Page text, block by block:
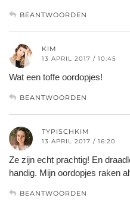
BEANTWOORDEN
KIM
13 APRIL 2017 / 10:45
Wat een toffe oordopjes!
BEANTWOORDEN
TYPISCHKIM
13 APRIL 2017 / 16:20
Ze zijn echt prachtig! En
handig. Mijn oordopjes raken
BEANTWOORDEN